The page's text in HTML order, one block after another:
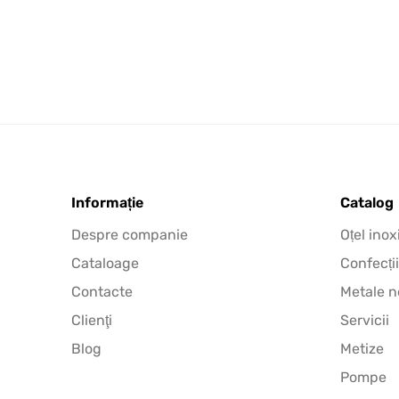
Informație
Despre companie
Cataloage
Contacte
Clienţi
Blog
Catalog
Oțel
Confecții
Metale
Servicii
Metize
Pompe